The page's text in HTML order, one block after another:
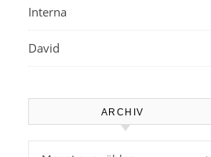
Interna
David
ARCHIV